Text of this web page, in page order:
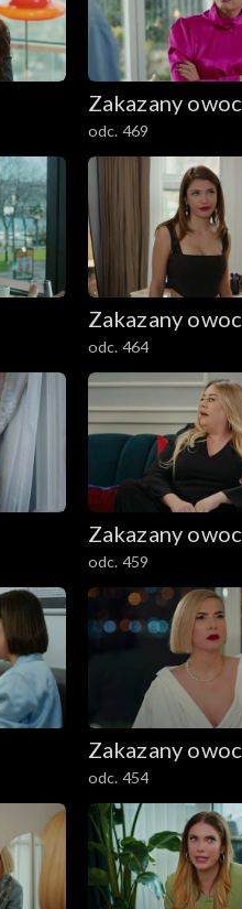
Zakazany owoc
odc. 469
Zakazany owoc
odc. 464
Zakazany owoc
odc. 459
Zakazany owoc
odc. 454